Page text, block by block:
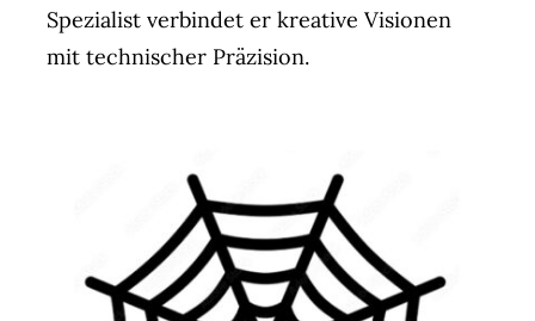
Spezialist verbindet er kreative Visionen
mit technischer Präzision.